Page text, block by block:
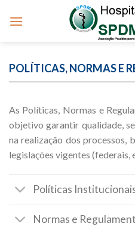
POLÍTICAS, NORMAS E
As Políticas, Normas e
objetivo garantir qualidade,
na realização dos processos,
legislações vigentes (federais,
Políticas
Normas e